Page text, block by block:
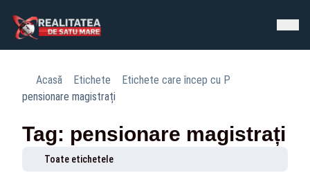
Acasă Etichete
Etichete care încep cu P
pensionare magistrați
Tag: pensionare magistrați
Toate etichetele